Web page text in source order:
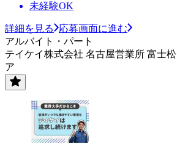
未経験OK
詳細を見る
応募画面に進む
アルバイト・パート
テイケイ株式会社 名古屋営業所 富士
ア